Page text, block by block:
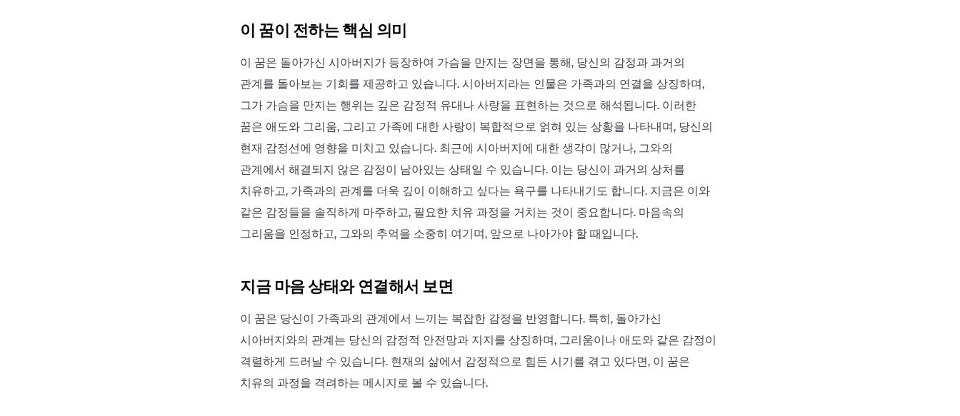
이 꿈이 전하는 핵심 의미
이 꿈은 돌아가신 시아버지가 등장하여 가슴을 만지는 장면을 통해, 당신의 감정과 과거의
관계를 돌아보는 기회를 제공하고 있습니다. 시아버지라는 인물은 가족과의 연결을 상징하며,
그가 가슴을 만지는 행위는 깊은 감정적 유대나 사랑을 표현하는 것으로 해석됩니다. 이러한
꿈은 애도와 그리움, 그리고 가족에 대한 사랑이 복합적으로 얽혀 있는 상황을 나타내며, 당신의
현재 감정선에 영향을 미치고 있습니다. 최근에 시아버지에 대한 생각이 많거나, 그와의
관계에서 해결되지 않은 감정이 남아있는 상태일 수 있습니다. 이는 당신이 과거의 상처를
치유하고, 가족과의 관계를 더욱 깊이 이해하고 싶다는 욕구를 나타내기도 합니다. 지금은 이와
같은 감정들을 솔직하게 마주하고, 필요한 치유 과정을 거치는 것이 중요합니다. 마음속의
그리움을 인정하고, 그와의 추억을 소중히 여기며, 앞으로 나아가야 할 때입니다.
지금 마음 상태와 연결해서 보면
이 꿈은 당신이 가족과의 관계에서 느끼는 복잡한 감정을 반영합니다. 특히, 돌아가신
시아버지와의 관계는 당신의 감정적 안전망과 지지를 상징하며, 그리움이나 애도와 같은 감정이
격렬하게 드러날 수 있습니다. 현재의 삶에서 감정적으로 힘든 시기를 겪고 있다면, 이 꿈은
치유의 과정을 격려하는 메시지로 볼 수 있습니다.